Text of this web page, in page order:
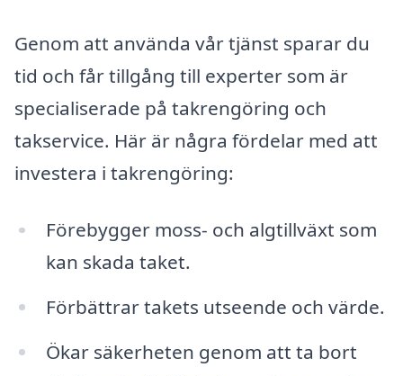
Genom att använda vår tjänst sparar du
tid och får tillgång till experter som är
specialiserade på takrengöring och
takservice. Här är några fördelar med att
investera i takrengöring:
Förebygger moss- och algtillväxt som
kan skada taket.
Förbättrar takets utseende och värde.
Ökar säkerheten genom att ta bort